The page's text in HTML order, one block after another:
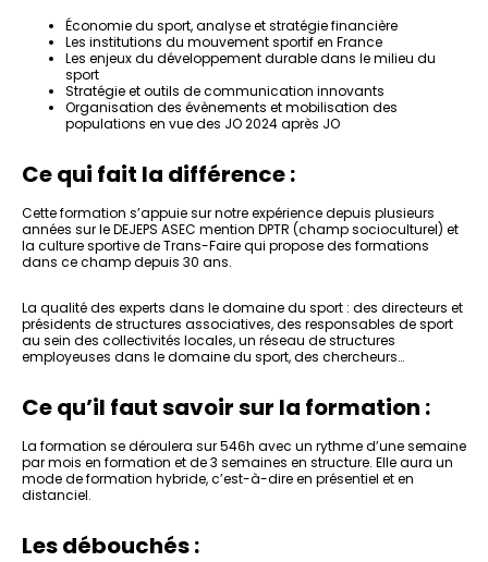
Économie du sport, analyse et stratégie financière
Les institutions du mouvement sportif en France
Les enjeux du développement durable dans le milieu du
sport
Stratégie et outils de communication innovants
Organisation des évènements et mobilisation des
populations en vue des JO 2024 après JO
Ce qui fait la différence :
Cette formation s’appuie sur notre expérience depuis plusieurs
années sur le DEJEPS ASEC mention DPTR (champ socioculturel) et
la culture sportive de Trans-Faire qui propose des formations
dans ce champ depuis 30 ans.
La qualité des experts dans le domaine du sport : des directeurs et
présidents de structures associatives, des responsables de sport
au sein des collectivités locales, un réseau de structures
employeuses dans le domaine du sport, des chercheurs…
Ce qu’il faut savoir sur la formation :
La formation se déroulera sur 546h avec un rythme d’une semaine
par mois en formation et de 3 semaines en structure. Elle aura un
mode de formation hybride, c’est-à-dire en présentiel et en
distanciel.
Les débouchés :